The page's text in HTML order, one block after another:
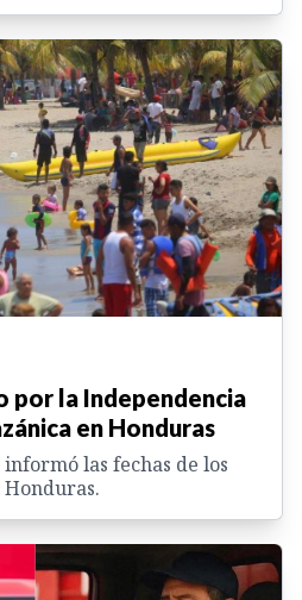
por la Independencia
en Honduras
informó las fechas de los